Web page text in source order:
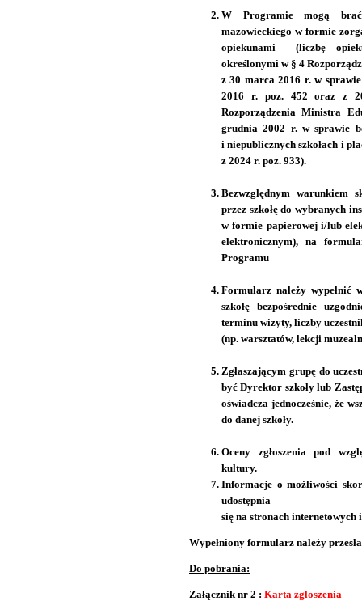
W Programie mogą
mazowieckiego w formie
opiekunami (liczbę
określonymi w § 4
z 30 marca 2016 r. w
2016 r. poz. 452 oraz z
Rozporządzenia Ministra
grudnia 2002 r. w sprawie
i niepublicznych szkołach i
z 2024 r. poz. 933).
Bezwzględnym warunkiem
przez szkołę do wybranych
w formie papierowej i/lub
elektronicznym), na
Programu
Formularz należy wypełnić
szkołę bezpośrednie
terminu wizyty, liczby
(np. warsztatów, lekcji
Zgłaszającym grupę do
być Dyrektor szkoły lub
oświadcza jednocześnie, że
do danej szkoły.
Oceny zgłoszenia pod
kultury.
Informacje o możliwości
udostępnia
się na stronach
Wypełniony formularz należy
Do pobrania:
Załącznik nr 2 : Karta zgloszenia